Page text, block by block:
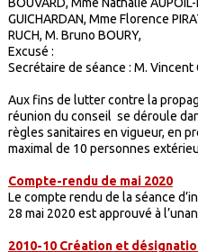
BOUVARD, Mme Nathalie
GUICHARDAN, Mme Florence
RUCH, M. Bruno BOURY,
Excusé :
Secrétaire de séance : M. Vincent
Aux fins de lutter contre la
réunion du conseil se déroule
règles sanitaires en vigueur, en
maximal de 10 personnes
Compte-rendu de mai 2020
Le compte rendu de la séance
28 mai 2020 est approuvé à
2010-10 Création et